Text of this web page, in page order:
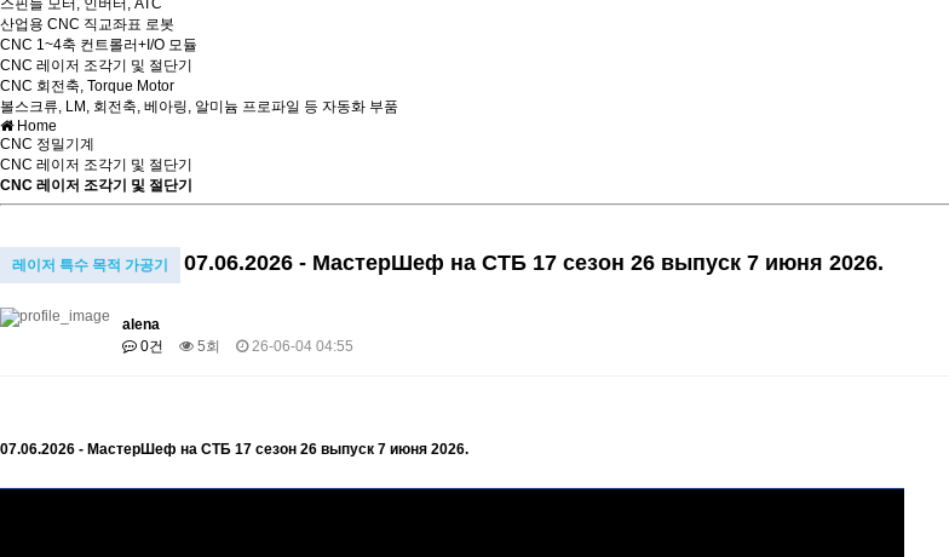
스핀들 모터, 인버터, ATC
산업용 CNC 직교좌표 로봇
CNC 1~4축 컨트롤러+I/O 모듈
CNC 레이저 조각기 및 절단기
CNC 회전축, Torque Motor
볼스크류, LM, 회전축, 베아링, 알미늄 프로파일 등 자동화 부품
Home
CNC 정밀기계
CNC 레이저 조각기 및 절단기
CNC 레이저 조각기 및 절단기
레이저 특수 목적 가공기 07.06.2026 - МастерШеф на СТБ 17 сезон 26 выпуск 7 июня 2026.
alena
0건
5회 26-06-04 04:55
07.06.2026 - МастерШеф на СТБ 17 сезон 26 выпуск 7 июня 2026.